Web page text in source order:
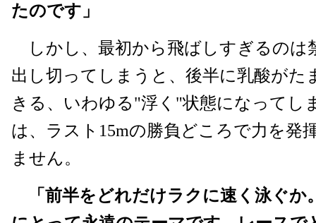
たのです」
しかし、最初から飛ばしすぎるのは
出し切ってしまうと、後半に乳酸がた
きる、いわゆる"浮く"状態になってし
は、ラスト15mの勝負どころで力を発
ません。
「前半をどれだけラクに速く泳ぐか